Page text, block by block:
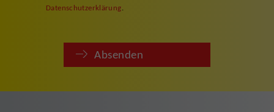
Datenschutzerklärung.
Absenden